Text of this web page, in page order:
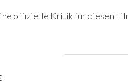
offizielle Kritik für diesen